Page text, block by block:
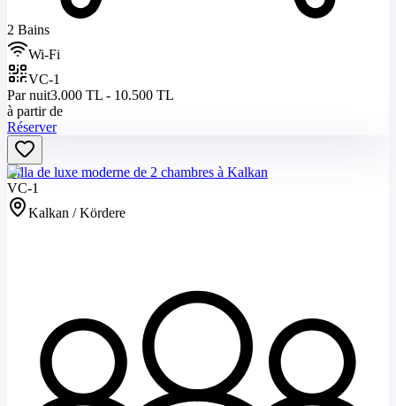
2 Bains
Wi-Fi
VC-1
Par nuit3.000 TL - 10.500 TL
à partir de
Réserver
Villa de luxe moderne de 2 chambres à Kalkan
VC-1
Kalkan / Kördere